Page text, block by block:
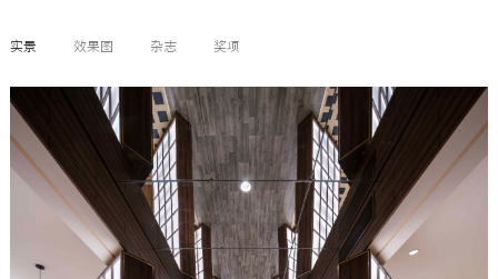
实景 效果图 杂志 奖项